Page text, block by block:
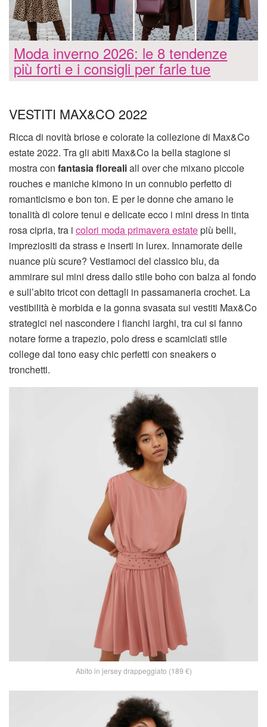
Moda inverno 2026: le 8 tendenze
più forti e i consigli per farle tue
VESTITI MAX&CO 2022
Ricca di novità briose e colorate la collezione di Max&Co
estate 2022. Tra gli abiti Max&Co la bella stagione si
mostra con fantasia florealiall over che mixano piccole
rouches e maniche kimono in un connubio perfetto di
romanticismo e bon ton. E per le donne che amano le
tonalità di colore tenui e delicate ecco i mini dress in tinta
rosa cipria, tra i colori moda primavera estatepiù belli,
impreziositi da strass e inserti in lurex. Innamorate delle
nuance più scure? Vestiamoci del classico blu, da
ammirare sul mini dress dallo stile boho con balza al fondo
e sull’abito tricot con dettagli in passamaneria crochet. La
vestibilità è morbida e la gonna svasata sui vestiti Max&Co
strategici nel nascondere i fianchi larghi, tra cui si fanno
notare forme a trapezio, polo dress e scamiciati stile
college dal tono easy chic perfetti con sneakers o
tronchetti.
Abito in jersey drappeggiato (189 €)